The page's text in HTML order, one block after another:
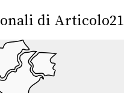
di Articolo21